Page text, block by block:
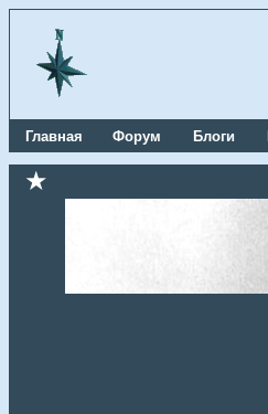
Главная Форум Блоги
★